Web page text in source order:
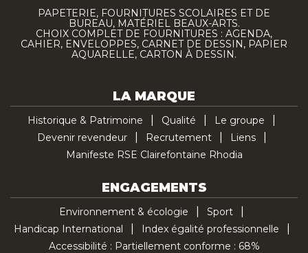
PAPETERIE, FOURNITURES SCOLAIRES ET DE
BUREAU, MATÉRIEL BEAUX-ARTS.
CHOIX COMPLET DE FOURNITURES : AGENDA,
CAHIER, ENVELOPPES, CARNET DE DESSIN, PAPIER
AQUARELLE, CARTON À DESSIN.
LA MARQUE
Historique & Patrimoine Qualité
Le groupe
Devenir revendeur
Recrutement
Liens
Manifeste RSE Clairefontaine Rhodia
ENGAGEMENTS
Environnement & écologie
Sport
Handicap International
Index égalité professionnelle
Accessibilité : Partiellement conforme : 68%